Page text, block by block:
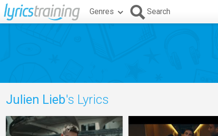
Genres Search
Julien Lieb's Lyrics